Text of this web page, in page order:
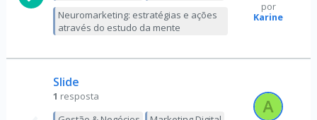
Neuromarketing: estratégias e ações
através do estudo da mente
por
Karine
Slide
1 resposta